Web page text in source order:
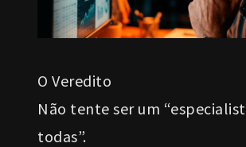
O Veredito
Não tente ser um
todas”.